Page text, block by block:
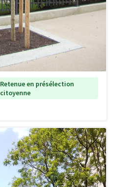
Retenue en présélection
citoyenne